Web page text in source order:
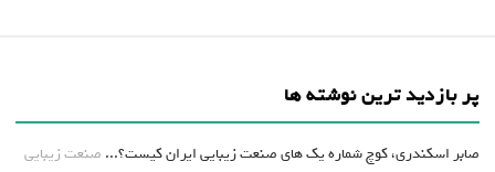
پر بازدید ترین نوشته ها
صابر اسکندری، کوچ شماره یک های صنعت زیبایی ایران کیست؟... صنعت زیبایی